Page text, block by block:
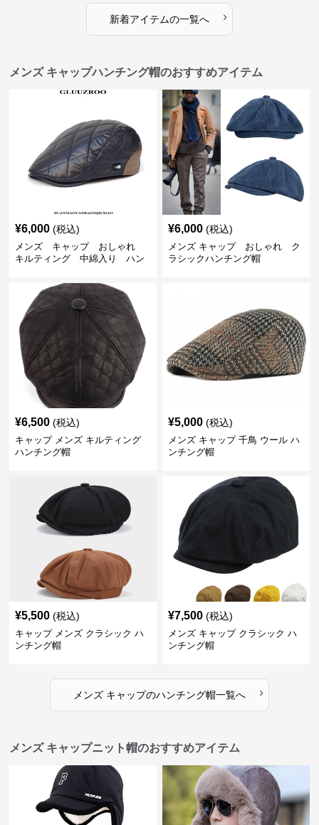
新着アイテムの一覧へ ›
メンズ キャップハンチング帽のおすすめアイテム
¥6,000 (税込)
メンズ キャップ おしゃれ
キルティング 中綿入り ハン
¥6,000 (税込)
メンズ キャップ おしゃれ ク
ラシックハンチング帽
¥6,500 (税込)
キャップ メンズ キルティング
ハンチング帽
¥5,000 (税込)
メンズ キャップ 千鳥 ウール ハ
ンチング帽
¥5,500 (税込)
キャップ メンズ クラシック ハ
ンチング帽
¥7,500 (税込)
メンズ キャップ クラシック ハ
ンチング帽
メンズ キャップのハンチング帽一覧へ ›
メンズ キャップニット帽のおすすめアイテム